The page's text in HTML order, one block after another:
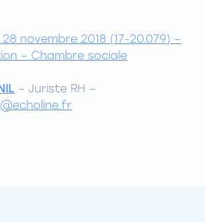
novembre 2018 (17-20.079) –
– Chambre sociale
– Juriste RH –